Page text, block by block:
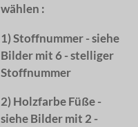
wählen :
1) Stoffnummer - siehe
Bilder mit 6 - stelliger
Stoffnummer
2) Holzfarbe Füße -
siehe Bilder mit 2 -